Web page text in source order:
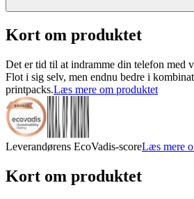
Kort om produktet
Det er tid til at indramme din telefon med
Flot i sig selv, men endnu bedre i
printpacks.Læs mere om produktet
Leverandørens EcoVadis-scoreLæs mere
Kort om produktet